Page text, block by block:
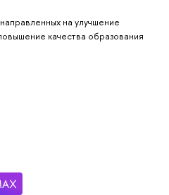
на улучшение
качества образования